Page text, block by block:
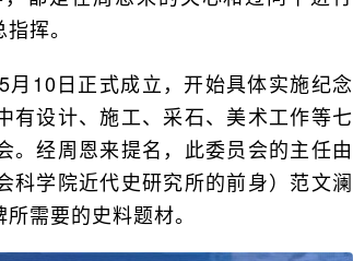
挥。
10日正式成立，开始具体实施纪念
有设计、施工、采石、美术工作等七
。经周恩来提名，此委员会的主任由
科学院近代史研究所的前身）范文澜
需要的史料题材。